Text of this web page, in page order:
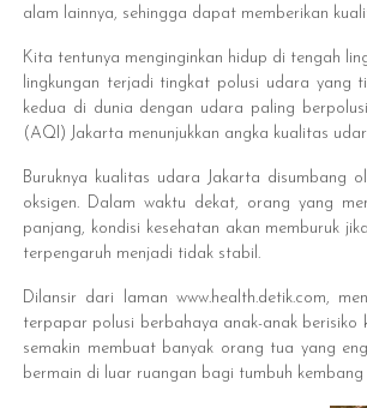
alam lainnya, sehingga dapat memberikan
Kita tentunya menginginkan hidup di tengah
lingkungan terjadi tingkat polusi udara yang
kedua di dunia dengan udara paling
(AQI) Jakarta menunjukkan angka kualitas
Buruknya kualitas udara Jakarta disumbang
oksigen. Dalam waktu dekat, orang yang
panjang, kondisi kesehatan akan memburuk
terpengaruh menjadi tidak stabil.
Dilansir dari laman www.health.detik.com,
terpapar polusi berbahaya anak-anak
semakin membuat banyak orang tua yang
bermain di luar ruangan bagi tumbuh kembang